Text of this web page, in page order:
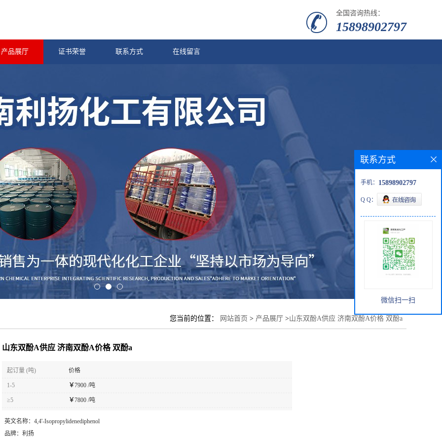
全国咨询热线：
15898902797
产品展厅 证书荣誉 联系方式 在线留言
您当前的位置： 网站首页 > 产品展厅 >山东双酚A供应 济南双酚A价格 双酚a
山东双酚A供应 济南双酚A价格 双酚a
起订量 (吨) 价格
1-5 ￥7900 /吨
≥5 ￥7800 /吨
英文名称： 4,4'-Isopropylidenediphenol
品牌： 利扬
联系方式
手机： 15898902797
Q Q：
微信扫一扫